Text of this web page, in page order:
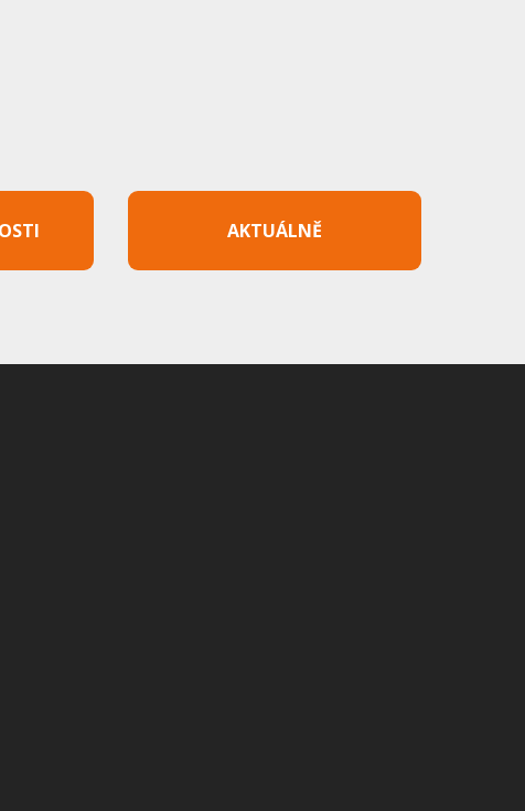
AKTUÁLNĚ